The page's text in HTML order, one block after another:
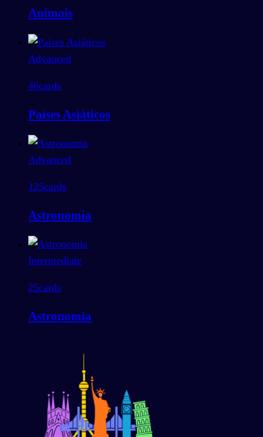
Animais
Advanced
46cards
Países Asiáticos
Advanced
125cards
Astronomia
Intermediate
25cards
Astronomia